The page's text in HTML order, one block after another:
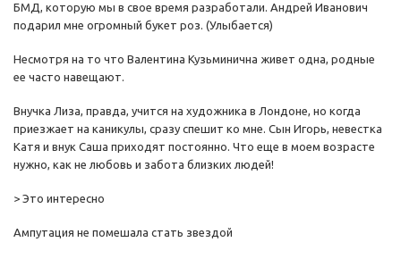
БМД, которую мы в свое время разработали. Андрей Иванович
подарил мне огромный букет роз. (Улыбается)
Несмотря на то что Валентина Кузьминична живет одна, родные
ее часто навещают.
Внучка Лиза, правда, учится на художника в Лондоне, но когда
приезжает на каникулы, сразу спешит ко мне. Сын Игорь, невестка
Катя и внук Саша приходят постоянно. Что еще в моем возрасте
нужно, как не любовь и забота близких людей!
> Это интересно
Ампутация не помешала стать звездой